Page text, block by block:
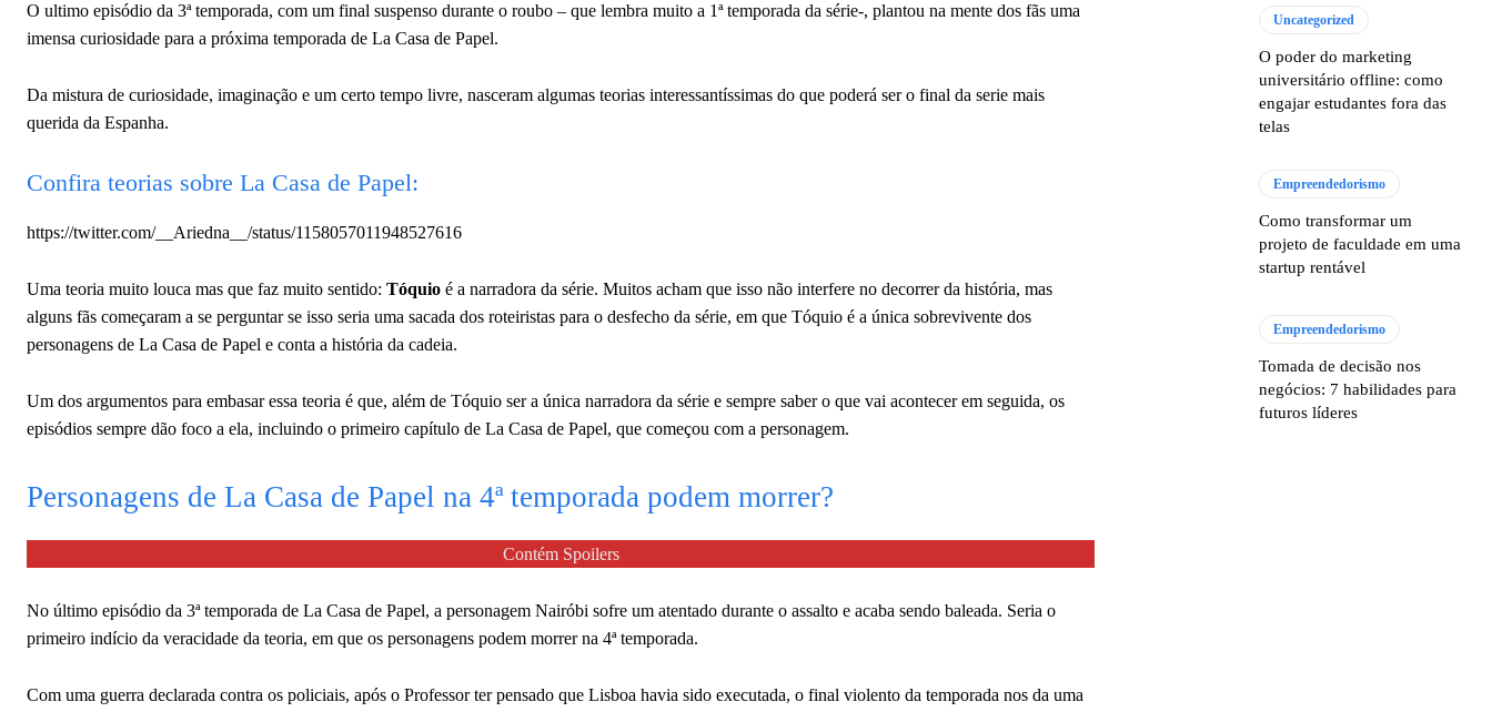
O ultimo episódio da 3ª temporada, com um final suspenso durante o roubo – que lembra muito a 1ª temporada da série-, plantou na mente dos fãs uma
imensa curiosidade para a próxima temporada de La Casa de Papel.
Da mistura de curiosidade, imaginação e um certo tempo livre, nasceram algumas teorias interessantíssimas do que poderá ser o final da serie mais
querida da Espanha.
Confira teorias sobre La Casa de Papel:
https://twitter.com/__Ariedna__/status/1158057011948527616
Uma teoria muito louca mas que faz muito sentido: Tóquio é a narradora da série. Muitos acham que isso não interfere no decorrer da história, mas
alguns fãs começaram a se perguntar se isso seria uma sacada dos roteiristas para o desfecho da série, em que Tóquio é a única sobrevivente dos
personagens de La Casa de Papel e conta a história da cadeia.
Um dos argumentos para embasar essa teoria é que, além de Tóquio ser a única narradora da série e sempre saber o que vai acontecer em seguida, os
episódios sempre dão foco a ela, incluindo o primeiro capítulo de La Casa de Papel, que começou com a personagem.
Personagens de La Casa de Papel na 4ª temporada podem morrer?
Contém Spoilers
No último episódio da 3ª temporada de La Casa de Papel, a personagem Nairóbi sofre um atentado durante o assalto e acaba sendo baleada. Seria o
primeiro indício da veracidade da teoria, em que os personagens podem morrer na 4ª temporada.
Com uma guerra declarada contra os policiais, após o Professor ter pensado que Lisboa havia sido executada, o final violento da temporada nos da uma
Uncategorized
O poder do marketing
universitário offline: como
engajar estudantes fora das
telas
Empreendedorismo
Como transformar um
projeto de faculdade em uma
startup rentável
Empreendedorismo
Tomada de decisão nos
negócios: 7 habilidades para
futuros líderes